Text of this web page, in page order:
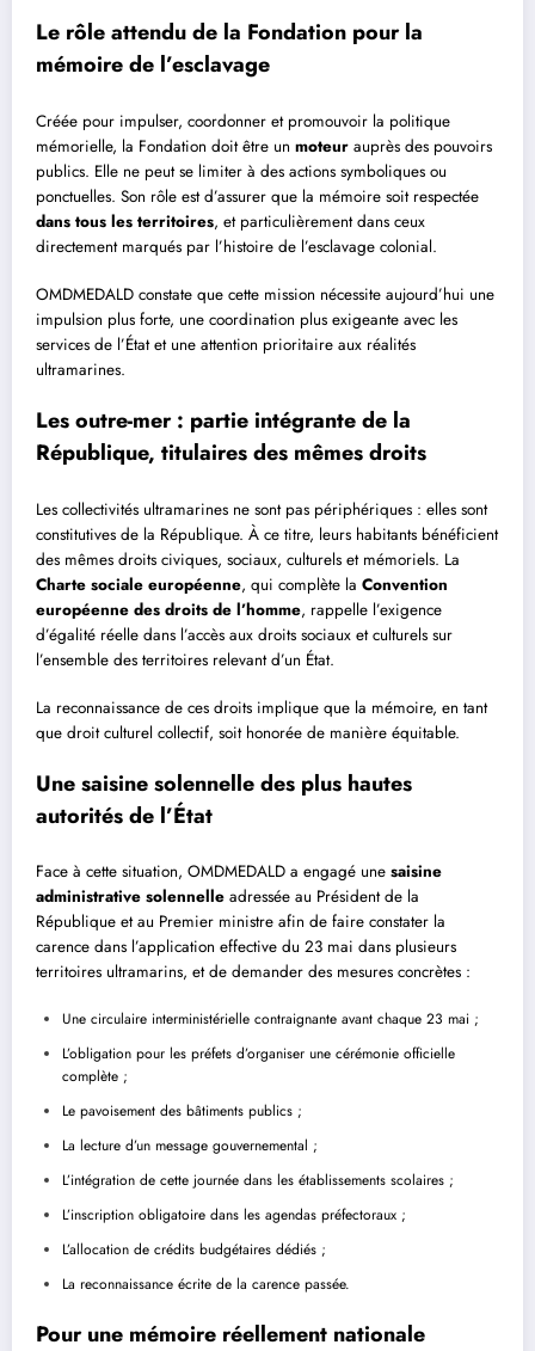
Le rôle attendu de la Fondation pour la
mémoire de l’esclavage
Créée pour impulser, coordonner et promouvoir la politique
mémorielle, la Fondation doit être un moteur auprès des pouvoirs
publics. Elle ne peut se limiter à des actions symboliques ou
ponctuelles. Son rôle est d’assurer que la mémoire soit respectée
dans tous les territoires, et particulièrement dans ceux
directement marqués par l’histoire de l’esclavage colonial.
OMDMEDALD constate que cette mission nécessite aujourd’hui une
impulsion plus forte, une coordination plus exigeante avec les
services de l’État et une attention prioritaire aux réalités
ultramarines.
Les outre-mer : partie intégrante de la
République, titulaires des mêmes droits
Les collectivités ultramarines ne sont pas périphériques : elles sont
constitutives de la République. À ce titre, leurs habitants bénéficient
des mêmes droits civiques, sociaux, culturels et mémoriels. La
Charte sociale européenne, qui complète la Convention
européenne des droits de l’homme, rappelle l’exigence
d’égalité réelle dans l’accès aux droits sociaux et culturels sur
l’ensemble des territoires relevant d’un État.
La reconnaissance de ces droits implique que la mémoire, en tant
que droit culturel collectif, soit honorée de manière équitable.
Une saisine solennelle des plus hautes
autorités de l’État
Face à cette situation, OMDMEDALD a engagé une saisine
administrative solennelle adressée au Président de la
République et au Premier ministre afin de faire constater la
carence dans l’application effective du 23 mai dans plusieurs
territoires ultramarins, et de demander des mesures concrètes :
Une circulaire interministérielle contraignante avant chaque 23 mai ;
L’obligation pour les préfets d’organiser une cérémonie officielle
complète ;
Le pavoisement des bâtiments publics ;
La lecture d’un message gouvernemental ;
L’intégration de cette journée dans les établissements scolaires ;
L’inscription obligatoire dans les agendas préfectoraux ;
L’allocation de crédits budgétaires dédiés ;
La reconnaissance écrite de la carence passée.
Pour une mémoire réellement nationale